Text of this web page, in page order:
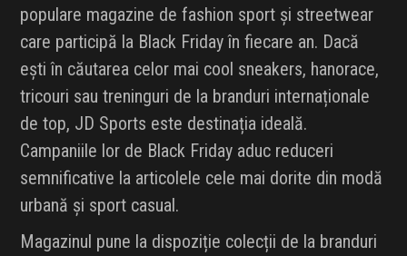
populare magazine de fashion sport și streetwear
care participă la Black Friday în fiecare an. Dacă
ești în căutarea celor mai cool sneakers, hanorace,
tricouri sau treninguri de la branduri internaționale
de top, JD Sports este destinația ideală.
Campaniile lor de Black Friday aduc reduceri
semnificative la articolele cele mai dorite din modă
urbană și sport casual.
Magazinul pune la dispoziție colecții de la branduri